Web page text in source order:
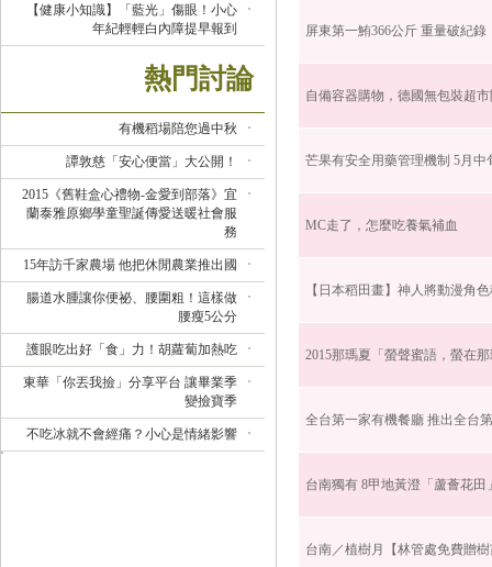
【健康小知識】「藍光」傷眼！小心
年紀輕輕白內障提早報到
熱門討論
有機稻場陪您過中秋
譚敦慈「安心便當」大公開！
2015《舊鞋盒心禮物-金愛到部落》宜
蘭泰雅原鄉學童聖誕傳愛送暖社會服
務
15年訪千家農場 他把休閒農業推出國
腸道水腫讓你便祕、腰圍粗！這樣做
腰瘦5公分
護眼吃出好「食」力！胡蘿蔔加熱吃
東華「你丟我撿」分享平台 讓畢業季
變撿寶季
不吃冰就不會經痛？小心是情緒影響
屏東第一鮪366公斤 重量破紀錄
自備容器購物，德國無包裝超
芒果有安全用藥管理機制 5月中
MC走了，怎麼吃養氣補血
【日本稻田畫】神人將動漫角
2015那瑪夏「螢聲蜜語，螢在
全台第一家有機餐廳 推出全台
台南獨有 8甲地黃澄「蘆薈花田
台南／植樹月【林管處免費贈